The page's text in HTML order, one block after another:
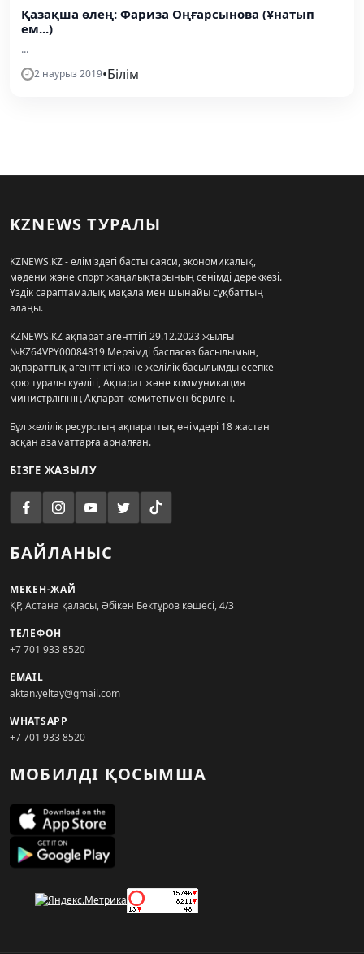
Қазақша өлең: Фариза Оңғарсынова (Ұнатып
ем...)
...
2 наурыз 2019•Білім
KZNEWS ТУРАЛЫ
KZNEWS.KZ - еліміздегі басты саяси, экономикалық,
мәдени және спорт жаңалықтарының сенімді дереккөзі.
Үздік сараптамалық мақала мен шынайы сұқбаттың
алаңы.
KZNEWS.KZ ақпарат агенттігі 29.12.2023 жылғы
№KZ64VPY00084819 Мерзімді баспасөз басылымын,
ақпараттық агенттікті және желілік басылымды есепке
қою туралы куәлігі, Ақпарат және коммуникация
министрлігінің Ақпарат комитетімен берілген.
Бұл желілік ресурстың ақпараттық өнімдері 18 жастан
асқан азаматтарға арналған.
БІЗГЕ ЖАЗЫЛУ
БАЙЛАНЫС
МЕКЕН-ЖАЙ
ҚР, Астана қаласы, Әбікен Бектұров көшесі, 4/3
ТЕЛЕФОН
+7 701 933 8520
EMAIL
aktan.yeltay@gmail.com
WHATSAPP
+7 701 933 8520
МОБИЛДІ ҚОСЫМША